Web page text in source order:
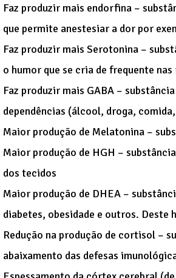
Faz produzir mais endorfina –
que permite anestesiar a dor por
Faz produzir mais Serotonina –
o humor que se cria de frequente
Faz produzir mais GABA –
dependências (álcool, droga,
Maior produção de Melatonina –
Maior produção de HGH –
dos tecidos
Maior produção de DHEA –
diabetes, obesidade e outros. Deste
Redução na produção de cortisol –
abaixamento das defesas